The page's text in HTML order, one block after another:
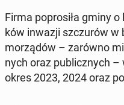
Firma po­pro­si­ła gminy
ków inwazji szczu­rów
mo­rzą­dów – zarówno
nych oraz pu­blicz­nych
okres 2023, 2024 oraz